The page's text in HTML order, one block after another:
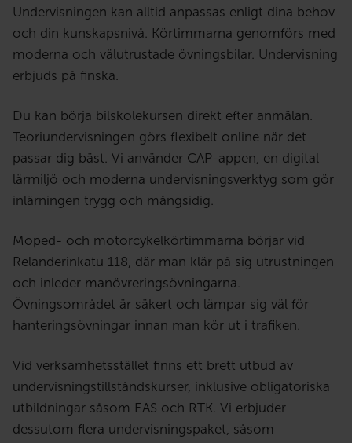
Undervisningen kan alltid anpassas enligt dina behov
och din kunskapsnivå. Körtimmarna genomförs med
moderna och välutrustade övningsbilar. Undervisning
erbjuds på finska.
Du kan börja bilskolekursen direkt efter anmälan.
Teoriundervisningen görs flexibelt online när det
passar dig bäst. Vi använder CAP-appen, en digital
lärmiljö och moderna undervisningsverktyg som gör
inlärningen trygg och mångsidig.
Moped- och motorcykelkörtimmarna börjar vid
Relanderinkatu 118, där man klär på sig utrustningen
och inleder manövreringsövningarna.
Övningsområdet är säkert och lämpar sig väl för
hanteringsövningar innan man kör ut i trafiken.
Vid verksamhetsstället finns ett brett utbud av
undervisningstillståndskurser, inklusive obligatoriska
utbildningar såsom EAS och RTK. Vi erbjuder
dessutom flera undervisningspaket, såsom